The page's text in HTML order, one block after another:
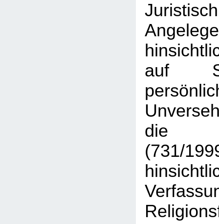
auf
die
(731/